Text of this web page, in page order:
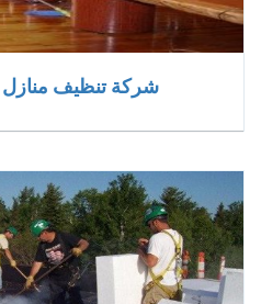
شركة تنظيف منازل